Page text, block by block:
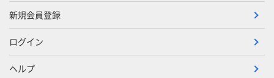
新規会員登録
ログイン
ヘルプ